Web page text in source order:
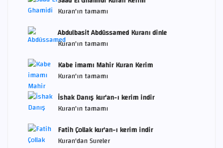
Kuran'ın tamamı
Abdulbasit Abdüssamed Kuranı dinle
Kuran'ın tamamı
Kabe imamı Mahir Kuran Kerim
Kuran'ın tamamı
İshak Danış kur'an-ı kerim indir
Kuran'ın tamamı
Fatih Çollak kur'an-ı kerim indir
Kuran'dan Sureler